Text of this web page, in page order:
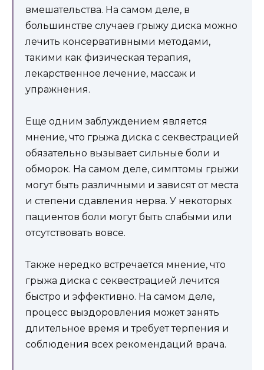
вмешательства. На самом деле, в
большинстве случаев грыжу диска можно
лечить консервативными методами,
такими как физическая терапия,
лекарственное лечение, массаж и
упражнения.
Еще одним заблуждением является
мнение, что грыжа диска с секвестрацией
обязательно вызывает сильные боли и
обморок. На самом деле, симптомы грыжи
могут быть различными и зависят от места
и степени сдавления нерва. У некоторых
пациентов боли могут быть слабыми или
отсутствовать вовсе.
Также нередко встречается мнение, что
грыжа диска с секвестрацией лечится
быстро и эффективно. На самом деле,
процесс выздоровления может занять
длительное время и требует терпения и
соблюдения всех рекомендаций врача.